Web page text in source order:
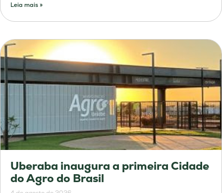
Leia mais »
Uberaba inaugura a primeira Cidade
do Agro do Brasil